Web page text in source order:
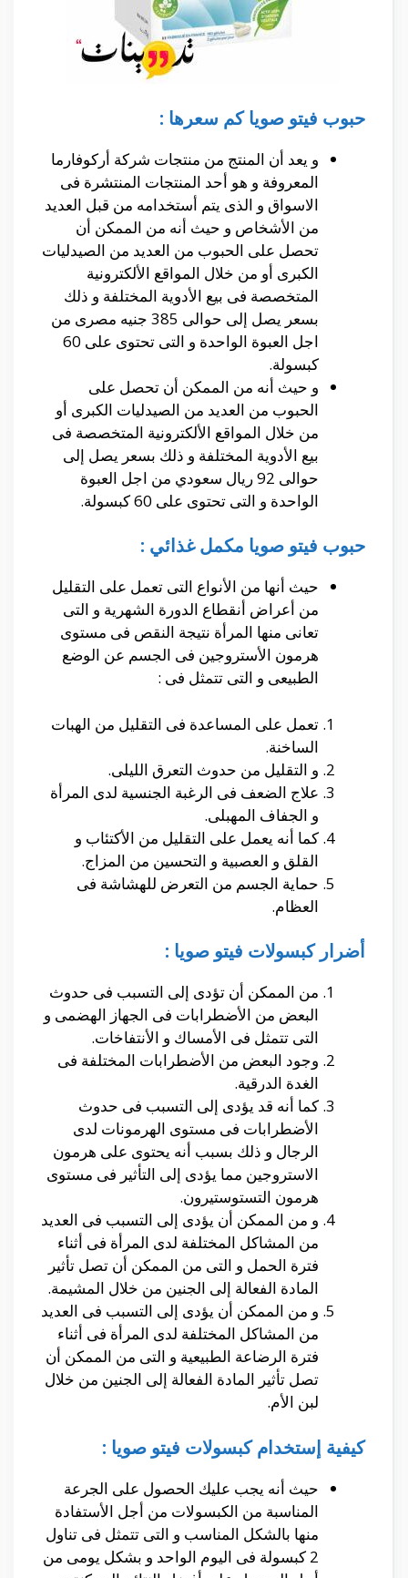
حبوب فيتو صويا كم سعرها :
و يعد أن المنتج من منتجات شركة أركوفارما
المعروفة و هو أحد المنتجات المنتشرة فى
الاسواق و الذى يتم أستخدامه من قبل العديد
من الأشخاص و حيث أنه من الممكن أن
تحصل على الحبوب من العديد من الصيدليات
الكبرى أو من خلال المواقع الألكترونية
المتخصصة فى بيع الأدوية المختلفة و ذلك
بسعر يصل إلى حوالى 385 جنيه مصرى من
اجل العبوة الواحدة و التى تحتوى على 60
كبسولة.
و حيث أنه من الممكن أن تحصل على
الحبوب من العديد من الصيدليات الكبرى أو
من خلال المواقع الألكترونية المتخصصة فى
بيع الأدوية المختلفة و ذلك بسعر يصل إلى
حوالى 92 ريال سعودي من اجل العبوة
الواحدة و التى تحتوى على 60 كبسولة.
حبوب فيتو صويا مكمل غذائي :
حيث أنها من الأنواع التى تعمل على التقليل
من أعراض أنقطاع الدورة الشهرية و التى
تعانى منها المرأة نتيجة النقص فى مستوى
هرمون الأستروجين فى الجسم عن الوضع
الطبيعى و التى تتمثل فى :
تعمل على المساعدة فى التقليل من الهبات
الساخنة.
و التقليل من حدوث التعرق الليلى.
علاج الضعف فى الرغبة الجنسية لدى المرأة
و الجفاف المهبلى.
كما أنه يعمل على التقليل من الأكتئاب و
القلق و العصبية و التحسين من المزاج.
حماية الجسم من التعرض للهشاشة فى
العظام.
أضرار كبسولات فيتو صويا :
من الممكن أن تؤدى إلى التسبب فى حدوث
البعض من الأضطرابات فى الجهاز الهضمى و
التى تتمثل فى الأمساك و الأنتفاخات.
وجود البعض من الأضطرابات المختلفة فى
الغدة الدرقية.
كما أنه قد يؤدى إلى التسبب فى حدوث
الأضطرابات فى مستوى الهرمونات لدى
الرجال و ذلك بسبب أنه يحتوى على هرمون
الاستروجين مما يؤدى إلى التأثير فى مستوى
هرمون التستوستيرون.
و من الممكن أن يؤدى إلى التسبب فى العديد
من المشاكل المختلفة لدى المرأة فى أثناء
فترة الحمل و التى من الممكن أن تصل تأثير
المادة الفعالة إلى الجنين من خلال المشيمة.
و من الممكن أن يؤدى إلى التسبب فى العديد
من المشاكل المختلفة لدى المرأة فى أثناء
فترة الرضاعة الطبيعية و التى من الممكن أن
تصل تأثير المادة الفعالة إلى الجنين من خلال
لبن الأم.
كيفية إستخدام كبسولات فيتو صويا :
حيث أنه يجب عليك الحصول على الجرعة
المناسبة من الكبسولات من أجل الأستفادة
منها بالشكل المناسب و التى تتمثل فى تناول
2 كبسولة فى اليوم الواحد و بشكل يومى من